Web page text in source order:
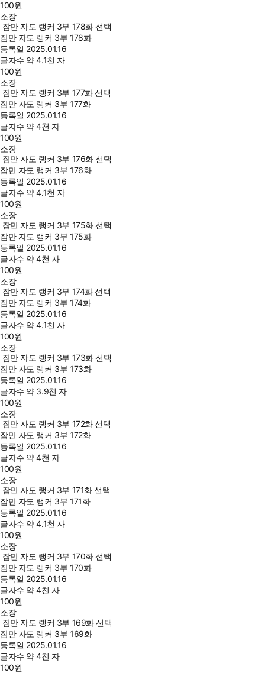
100원
소장
잠만 자도 랭커 3부 178화 선택
잠만 자도 랭커 3부 178화
등록일 2025.01.16
글자수 약 4.1천 자
100원
소장
잠만 자도 랭커 3부 177화 선택
잠만 자도 랭커 3부 177화
등록일 2025.01.16
글자수 약 4천 자
100원
소장
잠만 자도 랭커 3부 176화 선택
잠만 자도 랭커 3부 176화
등록일 2025.01.16
글자수 약 4.1천 자
100원
소장
잠만 자도 랭커 3부 175화 선택
잠만 자도 랭커 3부 175화
등록일 2025.01.16
글자수 약 4천 자
100원
소장
잠만 자도 랭커 3부 174화 선택
잠만 자도 랭커 3부 174화
등록일 2025.01.16
글자수 약 4.1천 자
100원
소장
잠만 자도 랭커 3부 173화 선택
잠만 자도 랭커 3부 173화
등록일 2025.01.16
글자수 약 3.9천 자
100원
소장
잠만 자도 랭커 3부 172화 선택
잠만 자도 랭커 3부 172화
등록일 2025.01.16
글자수 약 4천 자
100원
소장
잠만 자도 랭커 3부 171화 선택
잠만 자도 랭커 3부 171화
등록일 2025.01.16
글자수 약 4.1천 자
100원
소장
잠만 자도 랭커 3부 170화 선택
잠만 자도 랭커 3부 170화
등록일 2025.01.16
글자수 약 4천 자
100원
소장
잠만 자도 랭커 3부 169화 선택
잠만 자도 랭커 3부 169화
등록일 2025.01.16
글자수 약 4천 자
100원